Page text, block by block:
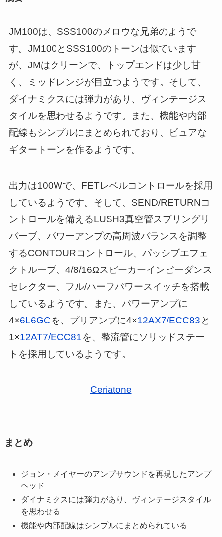
JM100は、SSS100のメロウな兄弟のようで
す。JM100とSSS100のトーンは似ています
が、JMはクリーンで、トップエンドは少し甘
く、ミッドレンジが目立つようです。そして、
ダイナミクスには弾力があり、ヴィンテージス
タイルを思わせるようです。また、機能や内部
配線もシンプルにまとめられており、ピュアな
ギタートーンを作るようです。
出力は100Wで、FETレベルコントロールを採用
しているようです。そして、SEND/RETURNコ
ントロールを備えるLUSH3真空管スプリングリ
バーブ、パワーアンプの高周波バランスを調整
するCONTOURコントロール、パッシブエフェ
クトループ、4/8/16Ωスピーカーインピーダンス
セレクター、フル/ハーフパワースイッチを搭載
しているようです。また、パワーアンプに
4×6L6GCを、プリアンプに4×12AX7/ECC83 と
1×12AT7/ECC81を、整流管にソリッドステー
トを採用しているようです。
Ceriatone
まとめ
ジョン・メイヤーのアンプサウンドを再現したアンプ
ヘッド
ダイナミクスには弾力があり、ヴィンテージスタイル
を思わせる
機能や内部配線はシンプルにまとめられている